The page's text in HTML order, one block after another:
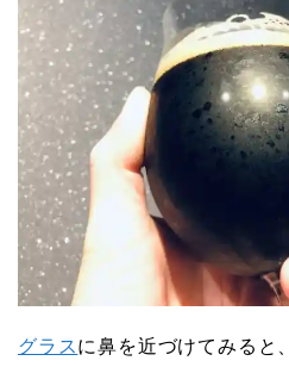
グラスに鼻を近づけてみると、